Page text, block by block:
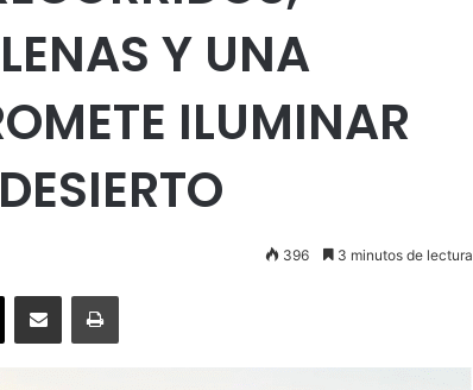
Y UNA
ILUMINAR
396 3 minutos de lectura
X Enviar vía email Imprimir